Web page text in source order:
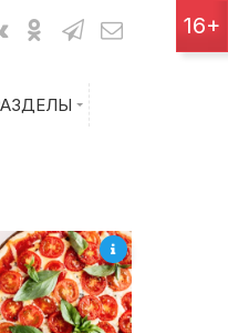
Показания счетчиков
Билеты на поезд
16+